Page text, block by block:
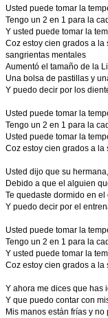
Usted puede tomar la
Tengo un 2 en 1 para la
Y usted puede tomar la
Coz estoy cien grados a la
sangrientas mentales
Aumentó el tamaño de la
Una bolsa de pastillas y
Y puedo decir por los
Usted puede tomar la
Tengo un 2 en 1 para la
Usted puede tomar la
Coz estoy cien grados a la
Usted dijo que su
Debido a que el alguien
Te quedaste dormido en
Y puedo decir por el
Usted puede tomar la
Tengo un 2 en 1 para la
Y usted puede tomar la
Coz estoy cien grados a la
Y ahora me dices que has
Y que puedo contar con
Mis manos están frías y